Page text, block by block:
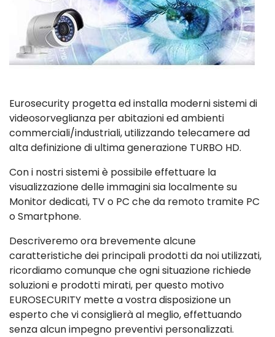
Eurosecurity progetta ed installa moderni sistemi di
videosorveglianza per abitazioni ed ambienti
commerciali/industriali, utilizzando telecamere ad
alta definizione di ultima generazione TURBO HD.
Con i nostri sistemi è possibile effettuare la
visualizzazione delle immagini sia localmente su
Monitor dedicati, TV o PC che da remoto tramite PC
o Smartphone.
Descriveremo ora brevemente alcune
caratteristiche dei principali prodotti da noi utilizzati,
ricordiamo comunque che ogni situazione richiede
soluzioni e prodotti mirati, per questo motivo
EUROSECURITY mette a vostra disposizione un
esperto che vi consiglierà al meglio, effettuando
senza alcun impegno preventivi personalizzati.